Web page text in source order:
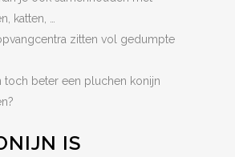
katten, …
zitten vol gedumpte
toch beter een pluchen konijn
IS